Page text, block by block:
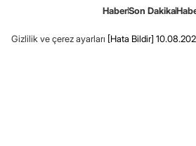
HaberSon Dakika
Gizlilik ve çerez ayarları [Hata Bildir]